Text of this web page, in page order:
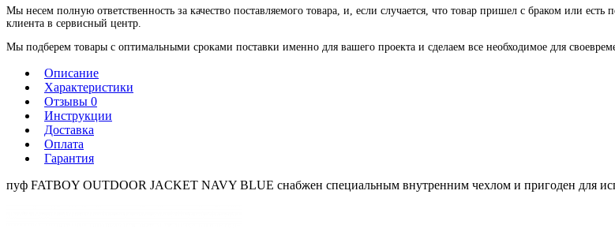
Мы несем полную ответственность за качество поставляемого товара, и, если случается, что товар пришел с браком или
клиента в сервисный центр.
Мы подберем товары с оптимальными сроками поставки именно для вашего проекта и сделаем все необходимое для
Описание
Характеристики
Отзывы 0
Инструкции
Доставка
Оплата
Гарантия
пуф FATBOY OUTDOOR JACKET NAVY BLUE снабжен специальным внутренним чехлом и пригоден для